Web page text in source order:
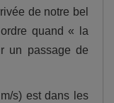
de notre bel
quand « la
un passage de
s) est dans les